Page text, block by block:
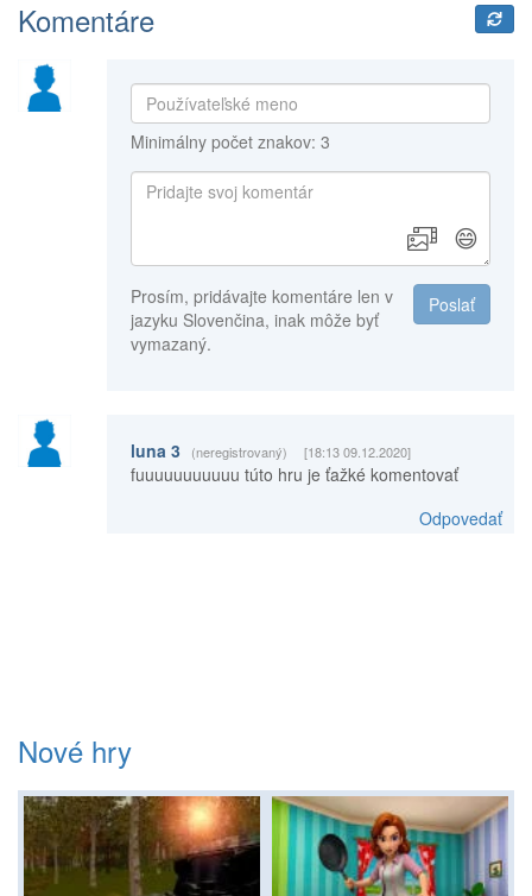
Komentáre
Minimálny počet znakov: 3
😄
Poslať
Prosím, pridávajte komentáre len v
jazyku Slovenčina, inak môže byť
vymazaný.
luna 3 (neregistrovaný) [18:13 09.12.2020]
fuuuuuuuuuuu túto hru je ťažké komentovať
Odpovedať
Nové hry